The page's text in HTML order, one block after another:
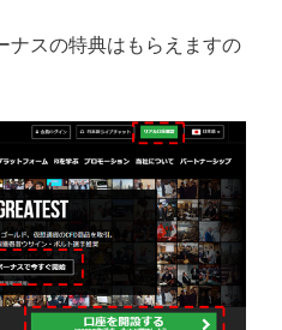
ナスの特典はもらえますの